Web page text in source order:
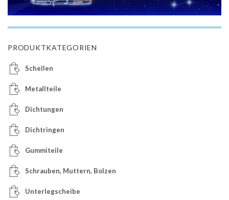
PRODUKTKATEGORIEN
Schellen
Metallteile
Dichtungen
Dichtringen
Gummiteile
Schrauben, Muttern, Bolzen
Unterlegscheibe